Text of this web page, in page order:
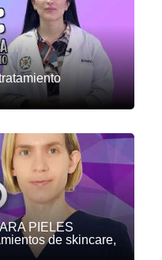
PIELES
de skincare,